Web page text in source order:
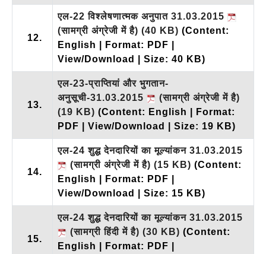
12.
एल-22 विश्लेषणात्मक अनुपात 31.03.2015
(सामग्री अंग्रेजी में है) (40 KB) (Content:
English | Format: PDF |
View/Download | Size: 40 KB)
13.
एल-23-प्राप्तियां और भुगतान-
अनुसूची-31.03.2015
(सामग्री अंग्रेजी में है)
(19 KB) (Content: English | Format:
PDF | View/Download | Size: 19 KB)
14.
एल-24 शुद्ध देनदारियों का मूल्यांकन 31.03.2015
(सामग्री अंग्रेजी में है) (15 KB) (Content:
English | Format: PDF |
View/Download | Size: 15 KB)
15.
एल-24 शुद्ध देनदारियों का मूल्यांकन 31.03.2015
(सामग्री हिंदी में है) (30 KB) (Content:
English | Format: PDF |